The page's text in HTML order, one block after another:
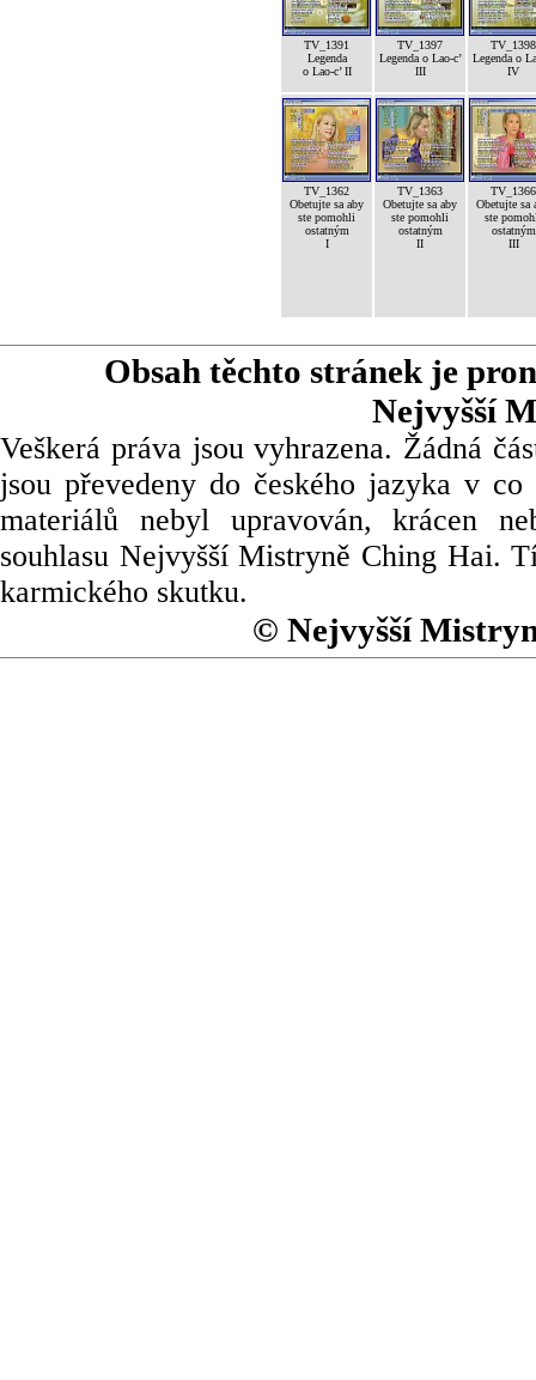
TV_1391
Legenda
o Lao-c’ II
TV_1397
Legenda o Lao-c’
III
TV_1398
Legenda o
IV
TV_1362
Obetujte sa aby
ste pomohli
ostatným
I
TV_1363
Obetujte sa aby
ste pomohli
ostatným
II
TV_1366
Obetujte sa
ste
ostatným
III
Obsah těchto stránek je
Nejvyšší
Veškerá práva jsou vyhrazena. Žádná
jsou převedeny do českého jazyka v
materiálů nebyl upravován, krácen
souhlasu Nejvyšší Mistryně Ching Hai.
karmického skutku.
© Nejvyšší